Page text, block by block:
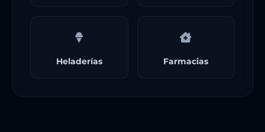
Heladerías Farmacias